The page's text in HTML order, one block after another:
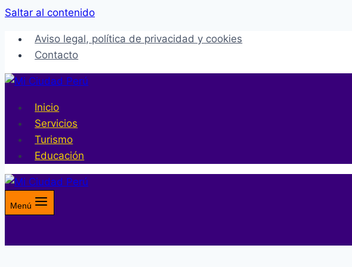
Saltar al contenido
Aviso legal, política de privacidad y cookies
Contacto
Inicio
Servicios
Turismo
Educación
Menú